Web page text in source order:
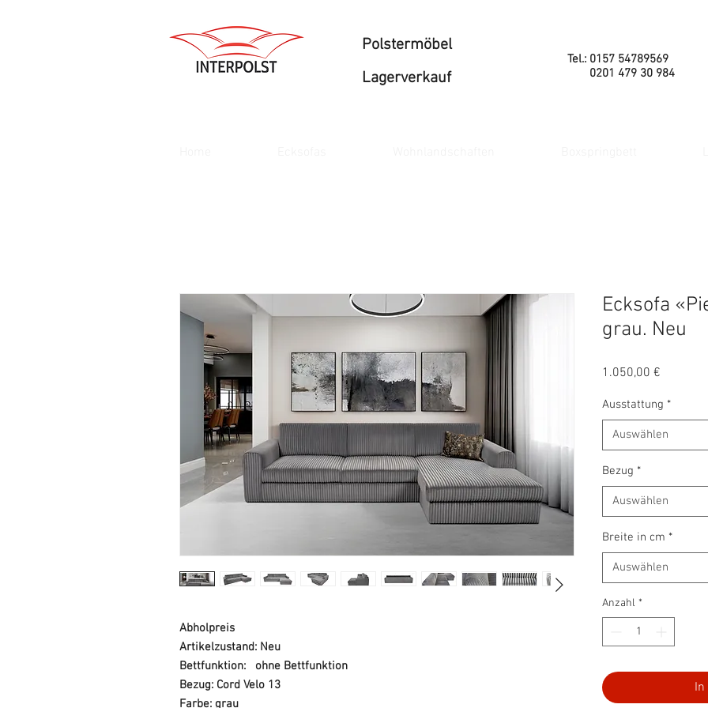
Polstermöbel
Lagerverkauf
Tel.: 0157 54789569
0201 479 30 984
Abholpreis
Artikelzustand: Neu
Bettfunktion: ohne Bettfunktion
Bezug: Cord Velo 13
Farbe: grau
Ecksofa
grau. Neu
1.050,00 €
Ausstattung *
Auswählen
Bezug *
Auswählen
Breite in cm *
Auswählen
Anzahl *
In